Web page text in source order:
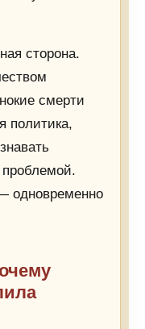
сторона.
смерти
политика,
одновременно